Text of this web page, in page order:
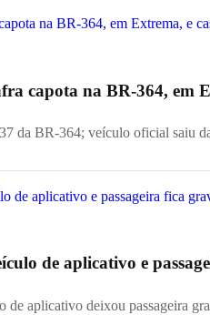
capota na BR-364, em
da BR-364; veículo oficial saiu
de aplicativo e
de aplicativo deixou passageira